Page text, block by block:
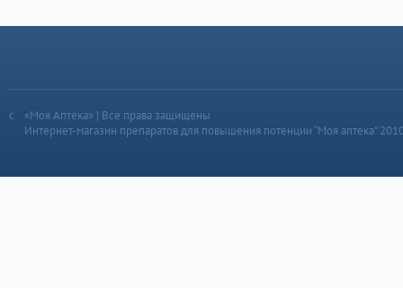
«Моя Аптека» | Все права защищены
Интернет-магазин препаратов для повышения потенции “Моя аптека”